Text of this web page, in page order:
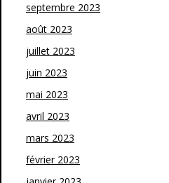
septembre 2023
août 2023
juillet 2023
juin 2023
mai 2023
avril 2023
mars 2023
février 2023